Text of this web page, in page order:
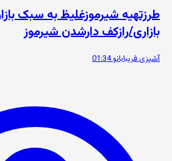
طرزتهیه شیرموزغلیظ به سبک
بازاری/رازکف دارشدن شیرموز
آشپزی فریبابانو 01:34